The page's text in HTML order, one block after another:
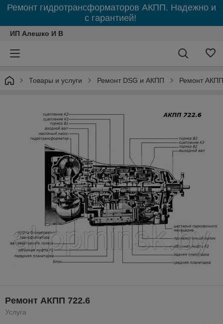
Ремонт гидротрансформаторов АКПП. Надежно и
с гарантией!
ИП Алешко И В
Товары и услуги Ремонт DSG и АКПП Ремонт
Ремонт АКПП 722.6
Услуга